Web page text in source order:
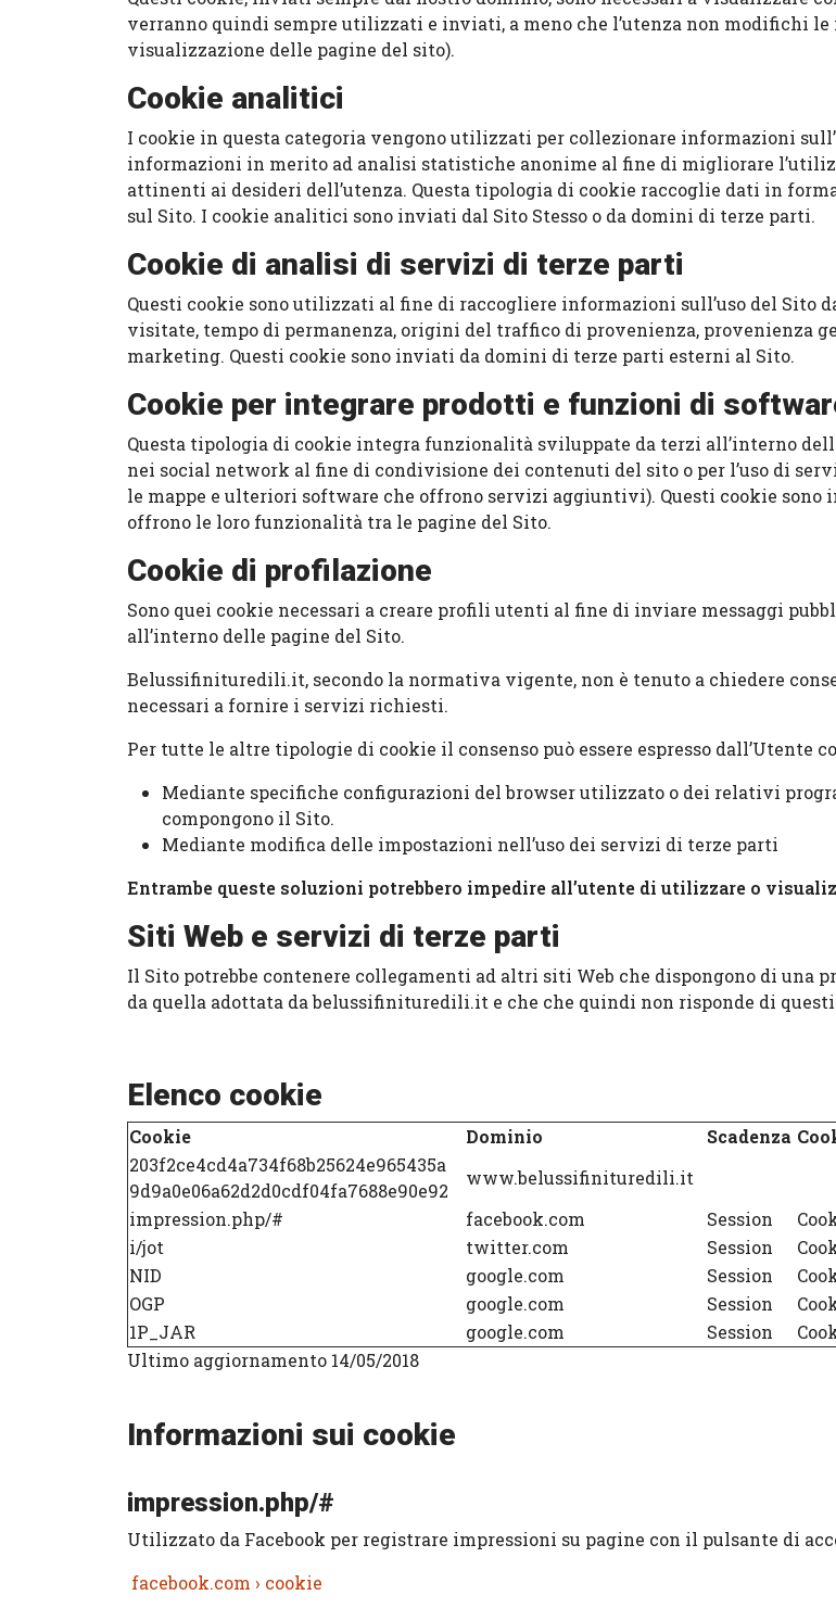
verranno quindi sempre utilizzati e inviati, a meno che l’utenza non modifichi
visualizzazione delle pagine del sito).
Cookie analitici
I cookie in questa categoria vengono utilizzati per collezionare informazioni
informazioni in merito ad analisi statistiche anonime al fine di migliorare
attinenti ai desideri dell’utenza. Questa tipologia di cookie raccoglie dati in
sul Sito. I cookie analitici sono inviati dal Sito Stesso o da domini di terze parti.
Cookie di analisi di servizi di terze parti
Questi cookie sono utilizzati al fine di raccogliere informazioni sull’uso del Sito
visitate, tempo di permanenza, origini del traffico di provenienza, provenienza
marketing. Questi cookie sono inviati da domini di terze parti esterni al Sito.
Cookie per integrare prodotti e funzioni di
Questa tipologia di cookie integra funzionalità sviluppate da terzi all’interno
nei social network al fine di condivisione dei contenuti del sito o per l’uso di
le mappe e ulteriori software che offrono servizi aggiuntivi). Questi cookie
offrono le loro funzionalità tra le pagine del Sito.
Cookie di profilazione
Sono quei cookie necessari a creare profili utenti al fine di inviare messaggi
all’interno delle pagine del Sito.
Belussifinituredili.it, secondo la normativa vigente, non è tenuto a chiedere
necessari a fornire i servizi richiesti.
Per tutte le altre tipologie di cookie il consenso può essere espresso dall’Utente
Mediante specifiche configurazioni del browser utilizzato o dei relativi
compongono il Sito.
Mediante modifica delle impostazioni nell’uso dei servizi di terze parti
Entrambe queste soluzioni potrebbero impedire all’utente di utilizzare o
Siti Web e servizi di terze parti
Il Sito potrebbe contenere collegamenti ad altri siti Web che dispongono di una
da quella adottata da belussifinituredili.it e che che quindi non risponde di
Elenco cookie
Cookie Dominio Scadenza
203f2ce4cd4a734f68b25624e965435a
9d9a0e06a62d2d0cdf04fa7688e90e92
www.belussifinituredili.it
impression.php/#
facebook.com Session
i/jot
twitter.com Session
NID
google.com Session
OGP
google.com Session
1P_JAR
google.com Session
Ultimo aggiornamento 14/05/2018
Informazioni sui cookie
impression.php/#
Utilizzato da Facebook per registrare impressioni su pagine con il pulsante di
facebook.com › cookie